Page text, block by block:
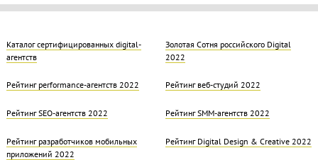
Каталог сертифицированных digital-
агентств
Золотая Cотня российского Digital
2022
Рейтинг performance-агентств 2022 Рейтинг веб-студий 2022
Рейтинг SEO-агентств 2022 Рейтинг SMM-агентств 2022
Рейтинг разработчиков мобильных
приложений 2022
Рейтинг Digital Design & Creative 2022